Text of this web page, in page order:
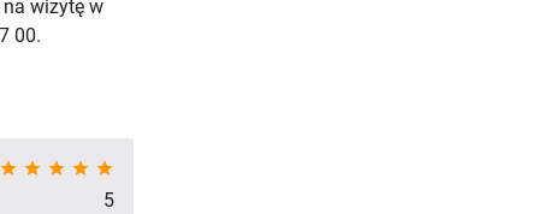
wizytę w
00.
star star star star star
5